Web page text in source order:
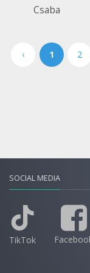
Csaba
‹ 1 2
SOCIAL MEDIA
TikTok